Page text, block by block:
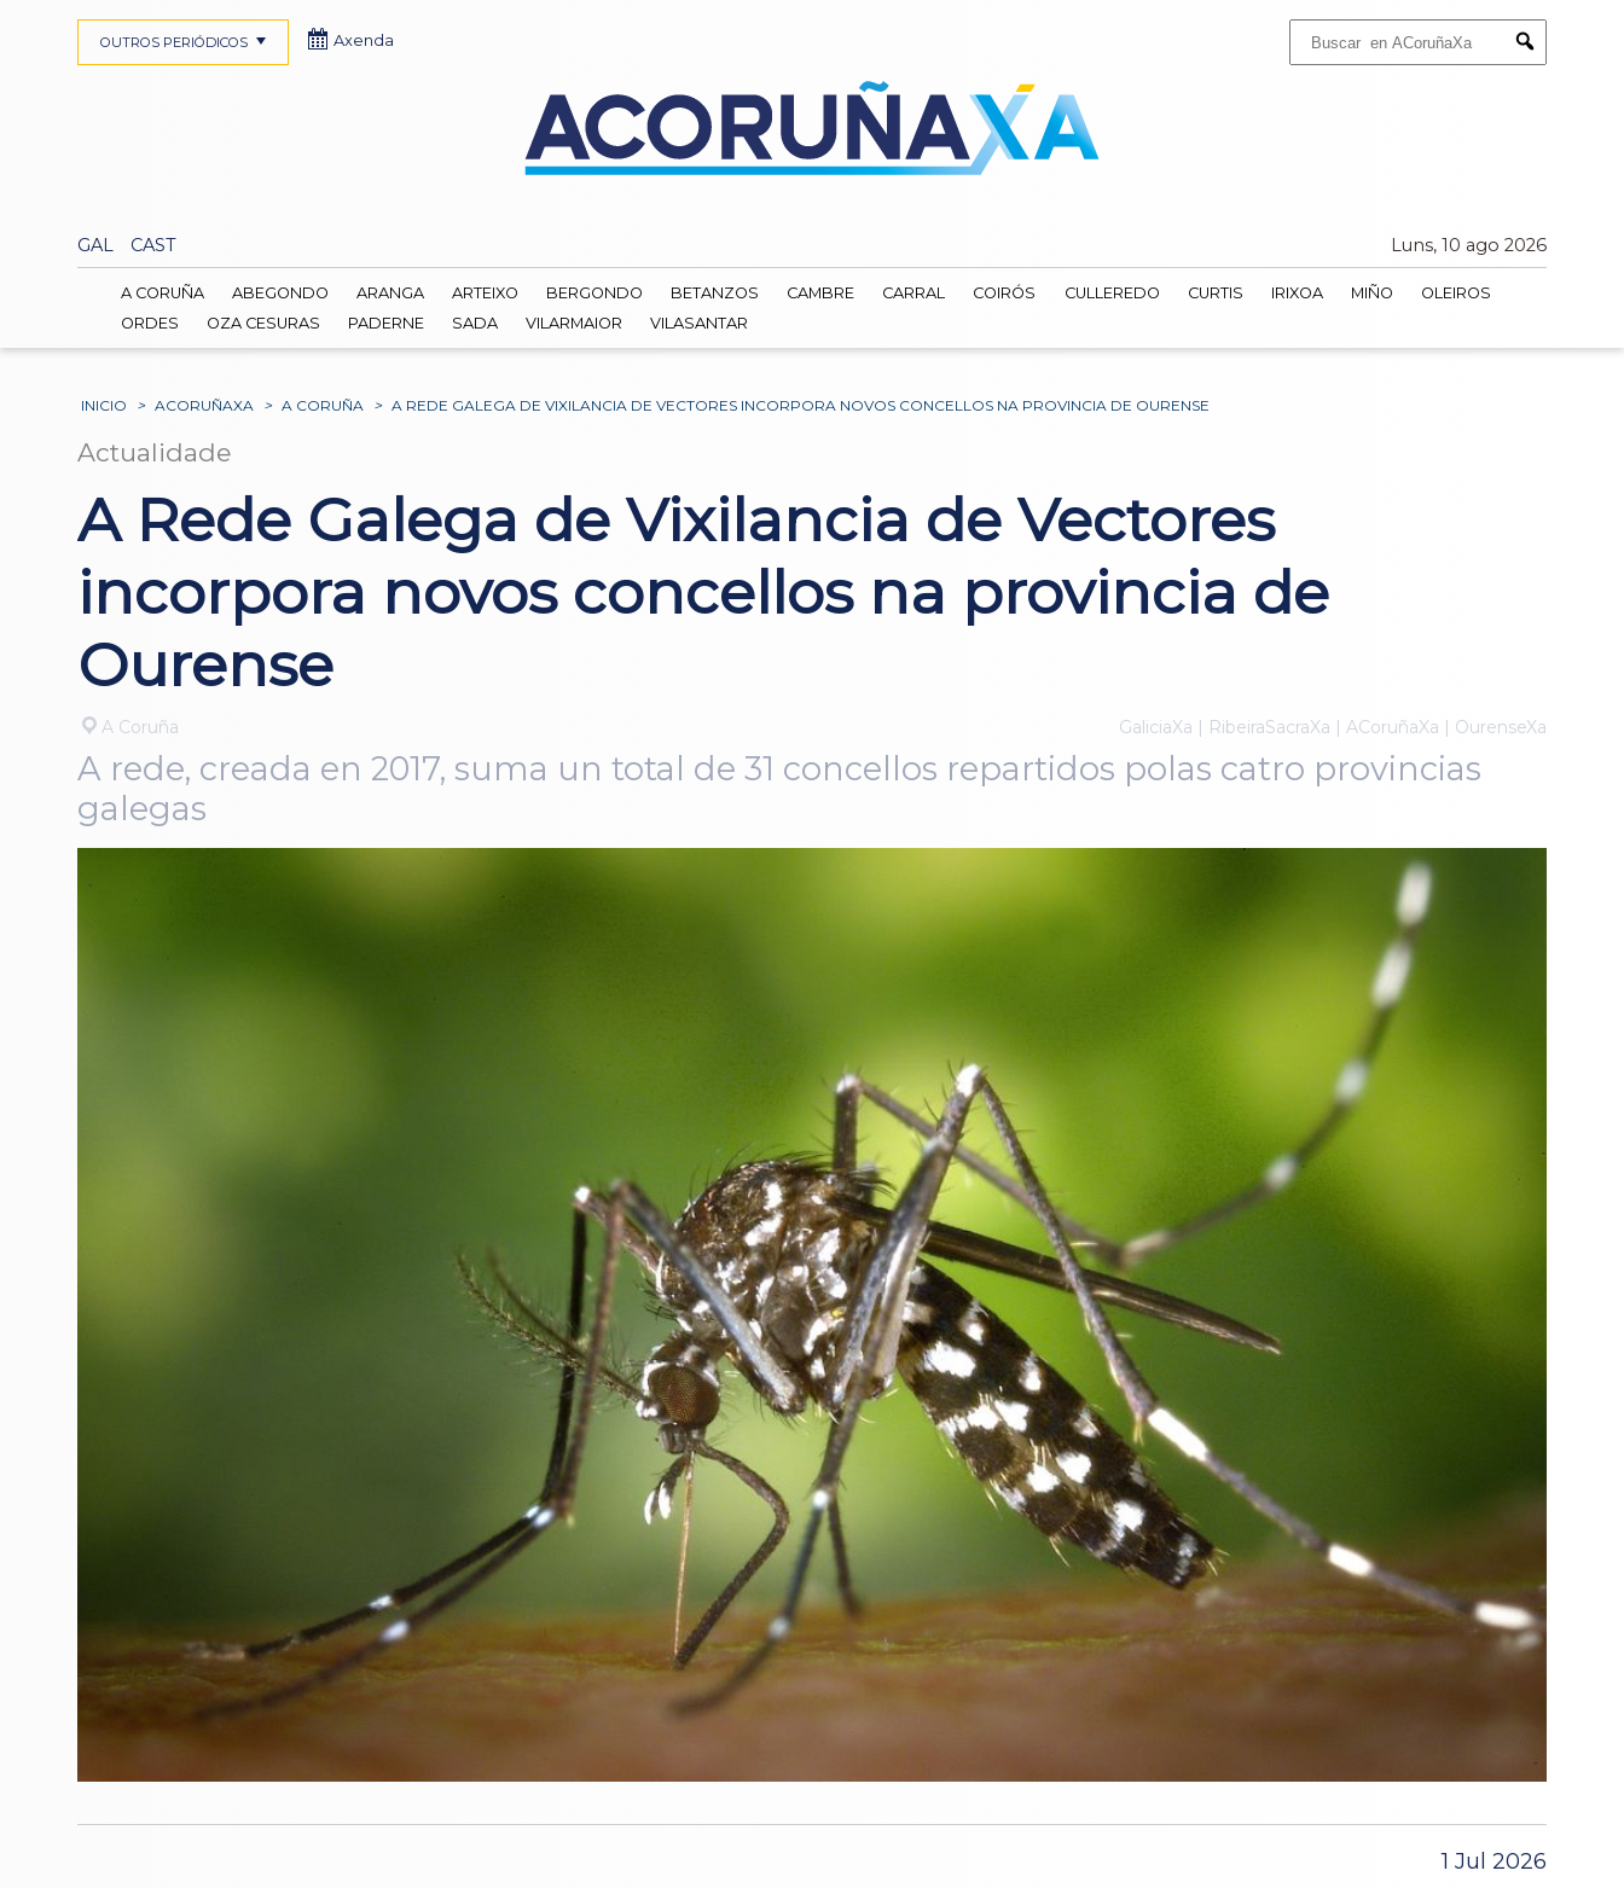
Submit
GAL CAST Luns, 10 ago 2026
OUTROS PERIÓDICOS Axenda
A CORUÑA ABEGONDO ARANGA ARTEIXO BERGONDO BETANZOS CAMBRE CARRAL COIRÓS CULLEREDO CURTIS IRIXOA MIÑO
OLEIROS
ORDES
OZA CESURAS PADERNE SADA VILARMAIOR VILASANTAR
INICIO > ACORUÑAXA > A CORUÑA > A REDE GALEGA DE VIXILANCIA DE VECTORES INCORPORA NOVOS CONCELLOS NA PROVINCIA DE OURENSE
Actualidade
A Rede Galega de Vixilancia de Vectores
incorpora novos concellos na provincia de
Ourense
A Coruña GaliciaXa | RibeiraSacraXa | ACoruñaXa | OurenseXa
A rede, creada en 2017, suma un total de 31 concellos repartidos polas catro provincias
galegas
1 Jul 2026